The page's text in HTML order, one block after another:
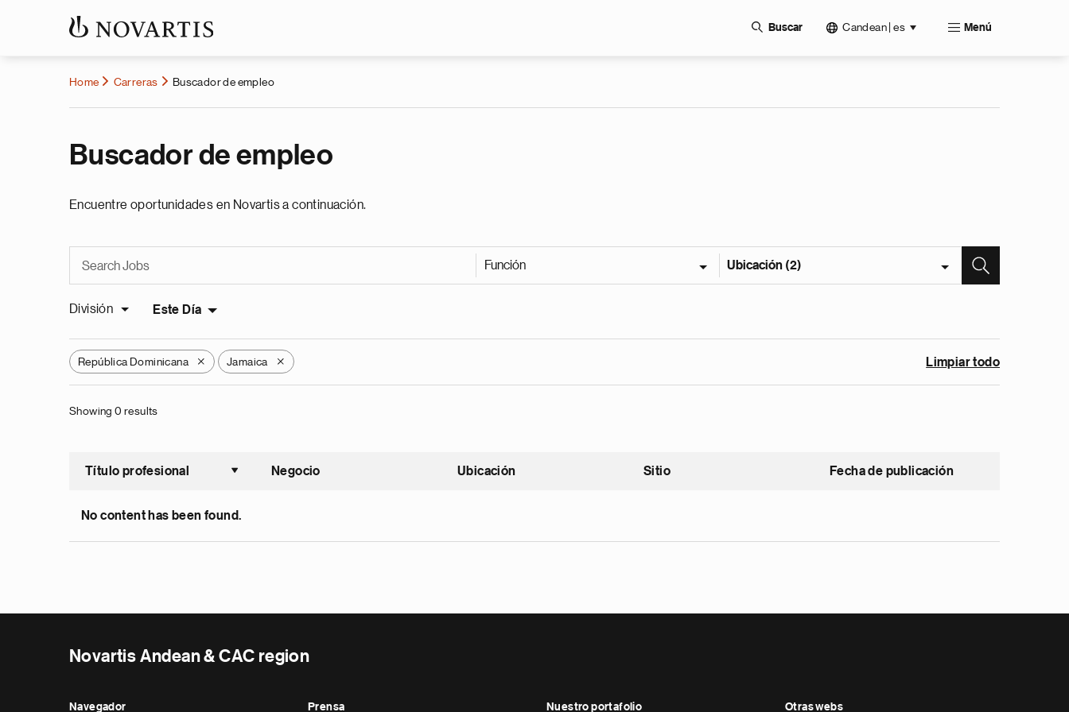
Buscar Candean | es Menú
Home Carreras Buscador de empleo
Buscador de empleo
Encuentre oportunidades en Novartis a continuación.
Función Ubicación (2)
División Este Día
República Dominicana X Jamaica X Limpiar todo
Showing 0 results
Título profesional
Ordenar ascendente
Negocio Ubicación Sitio Fecha de publicación
No content has been found.
Novartis Andean & CAC region
Navegador Prensa Nuestro portafolio Otras webs